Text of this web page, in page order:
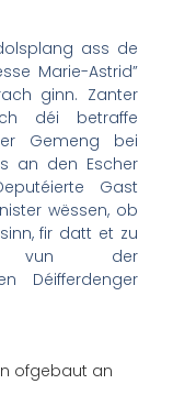
ass de
Marie-Astrid”
ginn. Zanter
déi betraffe
Gemeng bei
an den Escher
Gast
wëssen, ob
fir datt et zu
vun der
Déifferdenger
ofgebaut an